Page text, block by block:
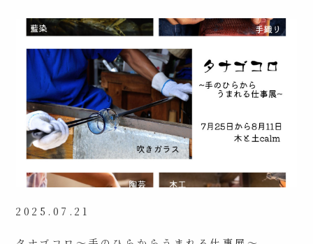
2025.07.21